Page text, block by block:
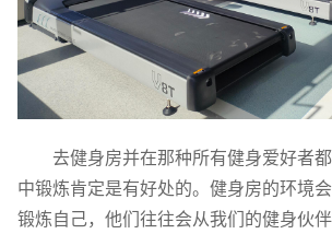
去健身房并在那种所有健身爱好者都
中锻炼肯定是有好处的。健身房的环境
锻炼自己，他们往往会从我们的健身伙